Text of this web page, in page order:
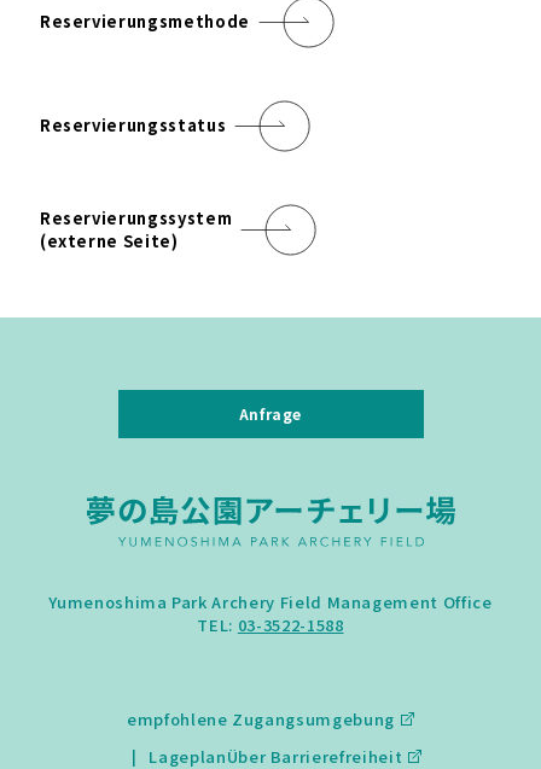
Reservierungsmethode
Reservierungsstatus
Reservierungssystem
(externe Seite)
Anfrage
Yumenoshima Park Archery Field Management Office
TEL: 03-3522-1588
empfohlene Zugangsumgebung
LageplanÜber Barrierefreiheit